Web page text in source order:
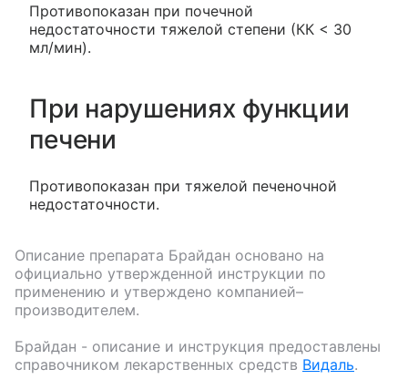
Противопоказан при почечной
недостаточности тяжелой степени (КК < 30
мл/мин).
При нарушениях функции
печени
Противопоказан при тяжелой печеночной
недостаточности.
Описание препарата Брайдан основано на
официально утвержденной инструкции по
применению и утверждено компанией–
производителем.
Брайдан - описание и инструкция предоставлены
справочником лекарственных средств Видаль.